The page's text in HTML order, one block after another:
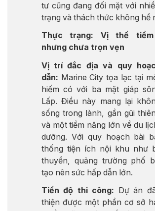
tư cũng đang đối mặt với
trạng và thách thức không hề
Thực trạng: Vị thế tiềm
nhưng chưa trọn vẹn
Vị trí đắc địa và quy
dẫn: Marine City tọa lạc tại
hiếm có với ba mặt giáp
Lấp. Điều này mang lại
sống trong lành, gần gũi
và một tiềm năng lớn về du
dưỡng. Với quy hoạch bài
thống tiện ích nội khu như
thuyền, quảng trường phố
tạo nên sức hấp dẫn lớn.
Tiến độ thi công: Dự án
thiện được một phần cơ sở